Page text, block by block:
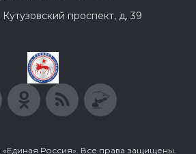
проспект, д. 39
Россия». Все права защищены.